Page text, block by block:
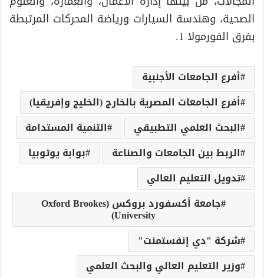
الصحية، وهندسة السيارات ورياضة المحركات المرتبطة
بفرق الفورمولا 1.
أفرع الجامعات الأجنبية
أفرع الجامعات المصرية بالخارج (الخليج وإفريقيا)
البحث العلمي التطبيقي
التنمية المستدامة
الربط بين الجامعات والصناعة
بوابة يوتوبيا
تدويل التعليم العالي
جامعة أكسفورد بروكس (Oxford Brookes
University)
شركة "دي إنفستمنت"
وزير التعليم العالي والبحث العلمي